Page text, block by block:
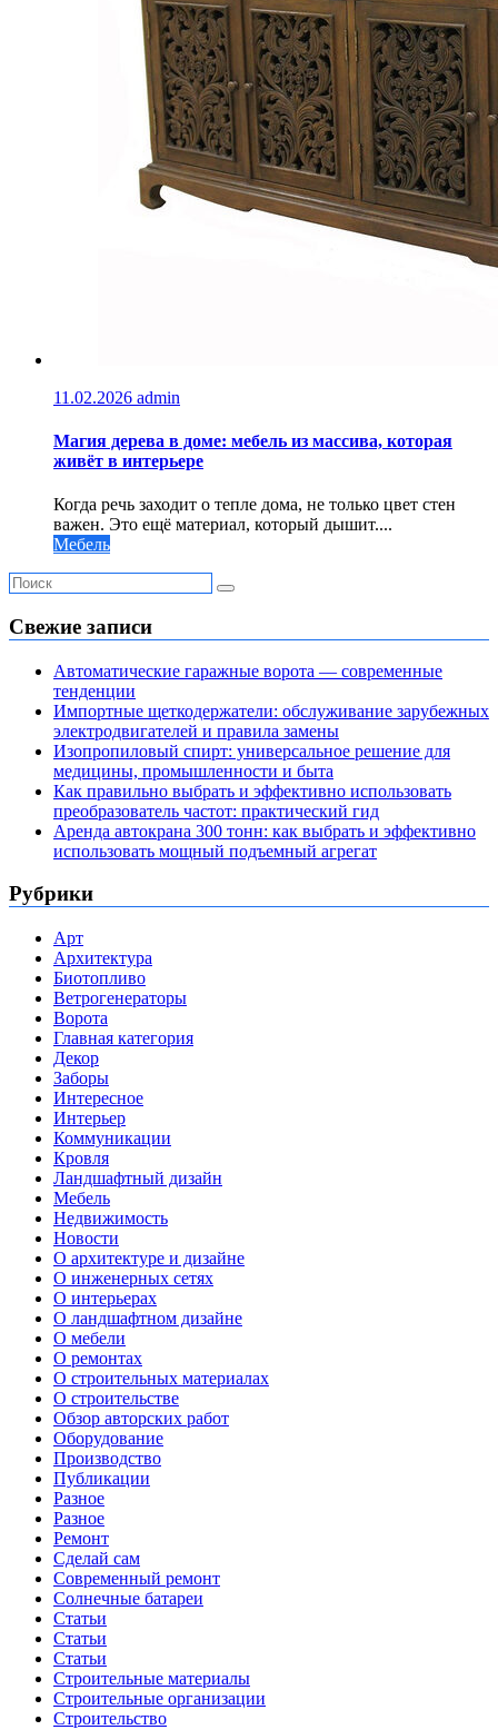
11.02.2026 admin
Магия дерева в доме: мебель из массива, которая
живёт в интерьере
Когда речь заходит о тепле дома, не только цвет стен
важен. Это ещё материал, который дышит....
Мебель
Свежие записи
Автоматические гаражные ворота — современные
тенденции
Импортные щеткодержатели: обслуживание зарубежных
электродвигателей и правила замены
Изопропиловый спирт: универсальное решение для
медицины, промышленности и быта
Как правильно выбрать и эффективно использовать
преобразователь частот: практический гид
Аренда автокрана 300 тонн: как выбрать и эффективно
использовать мощный подъемный агрегат
Рубрики
Арт
Архитектура
Биотопливо
Ветрогенераторы
Ворота
Главная категория
Декор
Заборы
Интересное
Интерьер
Коммуникации
Кровля
Ландшафтный дизайн
Мебель
Недвижимость
Новости
О архитектуре и дизайне
О инженерных сетях
О интерьерах
О ландшафтном дизайне
О мебели
О ремонтах
О строительных материалах
О строительстве
Обзор авторских работ
Оборудование
Производство
Публикации
Разное
Разное
Ремонт
Сделай сам
Современный ремонт
Солнечные батареи
Статьи
Статьи
Статьи
Строительные материалы
Строительные организации
Строительство